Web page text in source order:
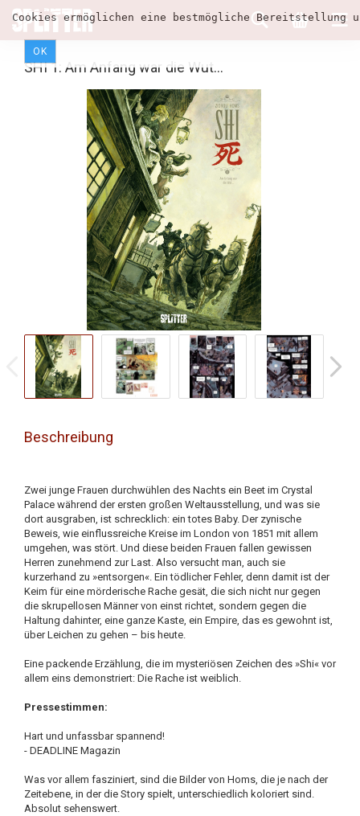
Cookies ermöglichen eine bestmögliche
OK
SHI 1: Am Anfang war die Wut...
Beschreibung
Zwei junge Frauen durchwühlen des Nachts ein Beet im Crystal
Palace während der ersten großen Weltausstellung, und was sie
dort ausgraben, ist schrecklich: ein totes Baby. Der zynische
Beweis, wie einflussreiche Kreise im London von 1851 mit allem
umgehen, was stört. Und diese beiden Frauen fallen gewissen
Herren zunehmend zur Last. Also versucht man, auch sie
kurzerhand zu »entsorgen«. Ein tödlicher Fehler, denn damit ist der
Keim für eine mörderische Rache gesät, die sich nicht nur gegen
die skrupellosen Männer von einst richtet, sondern gegen die
Haltung dahinter, eine ganze Kaste, ein Empire, das es gewohnt ist,
über Leichen zu gehen – bis heute.
Eine packende Erzählung, die im mysteriösen Zeichen des »Shi« vor
allem eins demonstriert: Die Rache ist weiblich.
Pressestimmen:
Hart und unfassbar spannend!
- DEADLINE Magazin
Was vor allem fasziniert, sind die Bilder von Homs, die je nach der
Zeitebene, in der die Story spielt, unterschiedlich koloriert sind.
Absolut sehenswert.